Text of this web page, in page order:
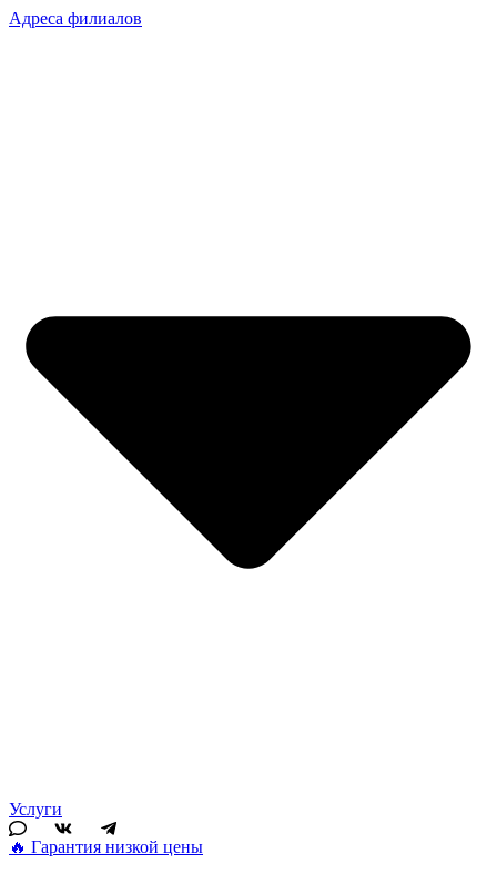
Адреса филиалов
Услуги
🔥 Гарантия низкой цены